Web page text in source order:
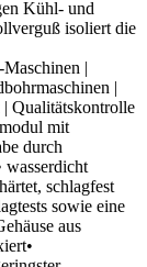
Kühl- und
isoliert die
|
|
Qualitätskontrolle
mit
durch
schlagfest
sowie eine
aus